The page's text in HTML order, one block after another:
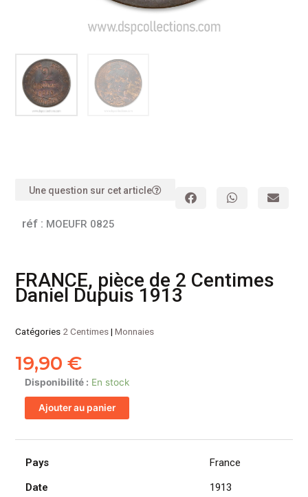
Une question sur cet article
réf : MOEUFR 0825
FRANCE, pièce de 2 Centimes
Daniel Dupuis 1913
Catégories 2 Centimes|Monnaies
19,90€
Disponibilité : En stock
quantité
de
FRANCE,
de
Daniel
Ajouter au panier
Pays
France
Date
1913